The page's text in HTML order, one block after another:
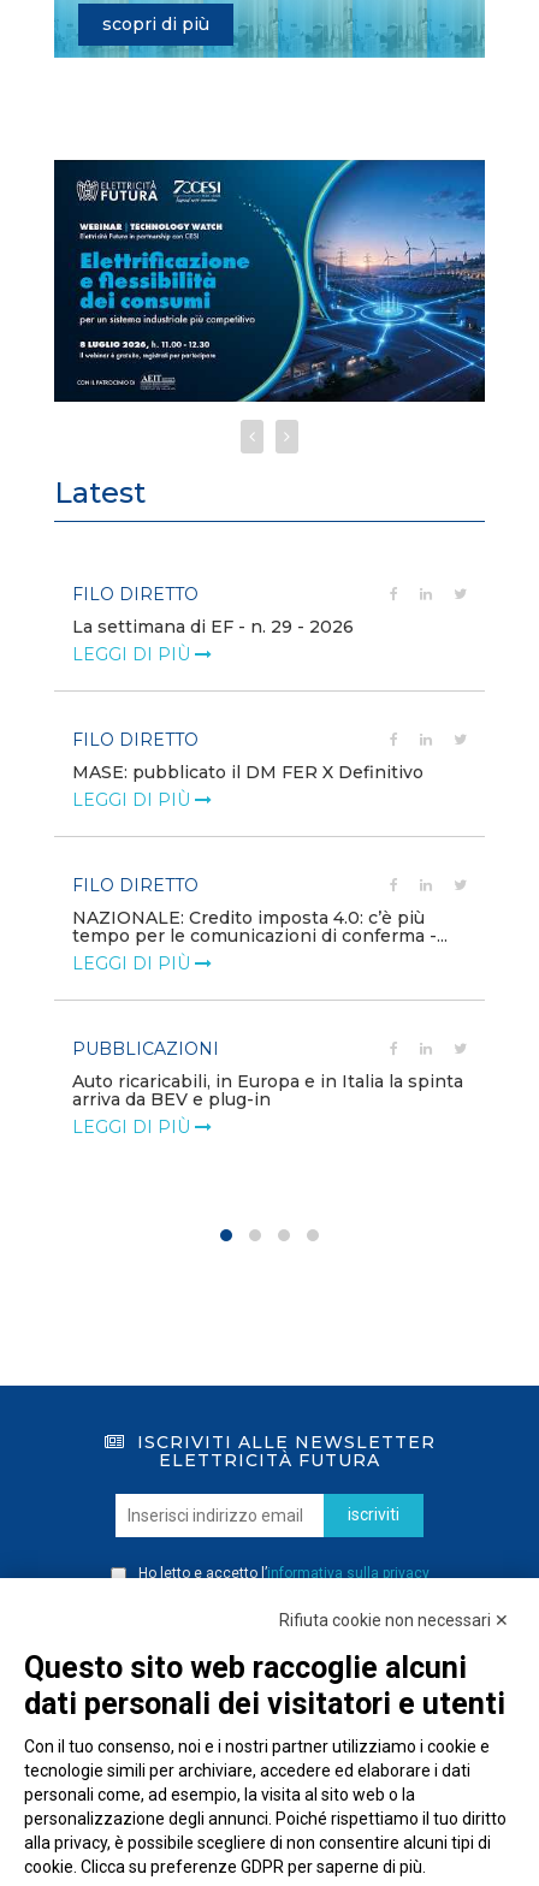
scopri di più
Latest
FILO DIRETTO
La settimana di EF - n. 29 - 2026
LEGGI DI PIÙ
FILO DIRETTO
MASE: pubblicato il DM FER X Definitivo
LEGGI DI PIÙ
FILO DIRETTO
NAZIONALE: Credito imposta 4.0: c’è più
tempo per le comunicazioni di conferma -...
LEGGI DI PIÙ
PUBBLICAZIONI
Auto ricaricabili, in Europa e in Italia la spinta
arriva da BEV e plug-in
LEGGI DI PIÙ
ISCRIVITI ALLE NEWSLETTER
ELETTRICITÀ FUTURA
iscriviti
Ho letto e accetto l’informativa sulla privacy
Rifiuta cookie non necessari ✕
Questo sito web raccoglie alcuni
dati personali dei visitatori e utenti
Con il tuo consenso, noi e i nostri partner utilizziamo i cookie e
tecnologie simili per archiviare, accedere ed elaborare i dati
personali come, ad esempio, la visita al sito web o la
personalizzazione degli annunci. Poiché rispettiamo il tuo diritto
alla privacy, è possibile scegliere di non consentire alcuni tipi di
cookie. Clicca su preferenze GDPR per saperne di più.